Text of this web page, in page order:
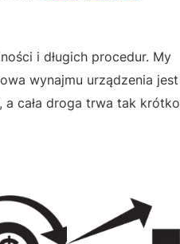
i długich procedur. My
wynajmu urządzenia jest
a cała droga trwa tak krótko